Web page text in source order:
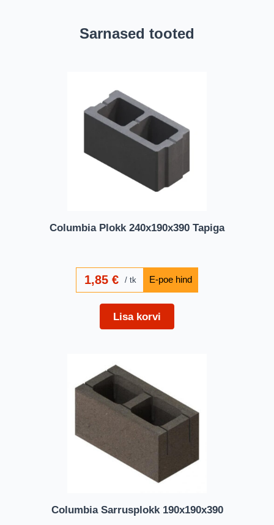
Sarnased tooted
Columbia Plokk 240x190x390 Tapiga
1,85€ tk
Lisa korvi
Columbia Sarrusplokk 190x190x390